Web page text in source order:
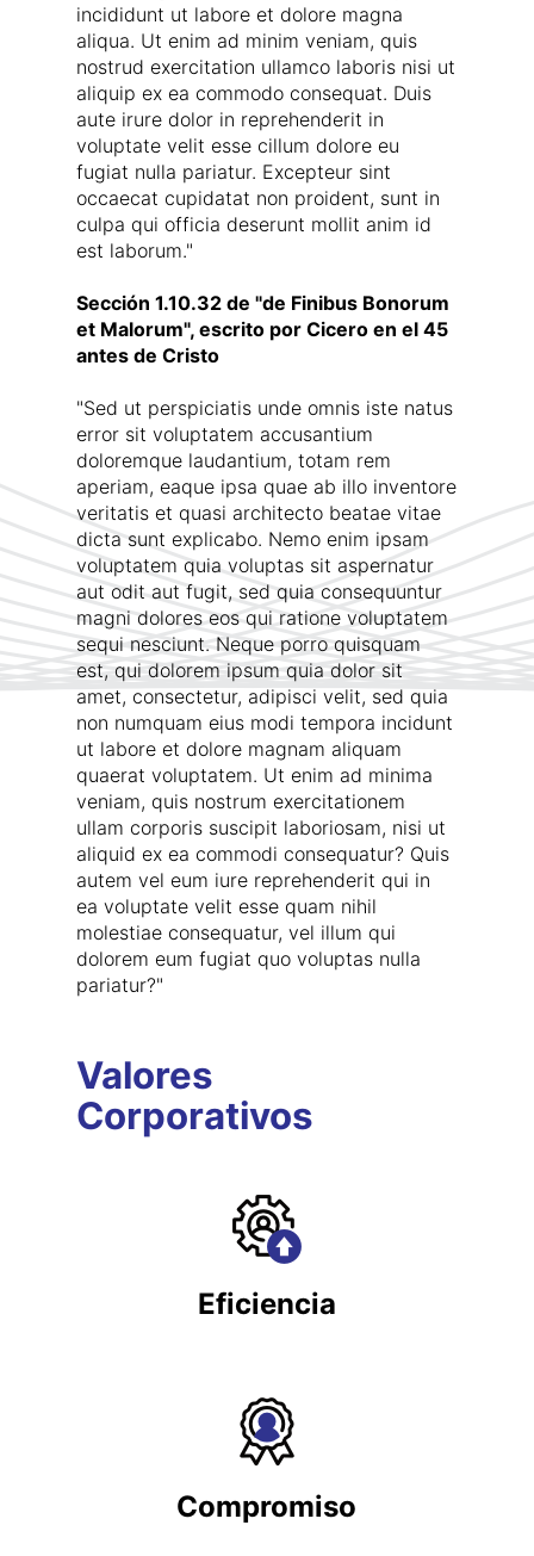
incididunt ut labore et dolore magna
aliqua. Ut enim ad minim veniam, quis
nostrud exercitation ullamco laboris nisi ut
aliquip ex ea commodo consequat. Duis
aute irure dolor in reprehenderit in
voluptate velit esse cillum dolore eu
fugiat nulla pariatur. Excepteur sint
occaecat cupidatat non proident, sunt in
culpa qui officia deserunt mollit anim id
est laborum."
Sección 1.10.32 de "de Finibus Bonorum
et Malorum", escrito por Cicero en el 45
antes de Cristo
"Sed ut perspiciatis unde omnis iste natus
error sit voluptatem accusantium
doloremque laudantium, totam rem
aperiam, eaque ipsa quae ab illo inventore
veritatis et quasi architecto beatae vitae
dicta sunt explicabo. Nemo enim ipsam
voluptatem quia voluptas sit aspernatur
aut odit aut fugit, sed quia consequuntur
magni dolores eos qui ratione voluptatem
sequi nesciunt. Neque porro quisquam
est, qui dolorem ipsum quia dolor sit
amet, consectetur, adipisci velit, sed quia
non numquam eius modi tempora incidunt
ut labore et dolore magnam aliquam
quaerat voluptatem. Ut enim ad minima
veniam, quis nostrum exercitationem
ullam corporis suscipit laboriosam, nisi ut
aliquid ex ea commodi consequatur? Quis
autem vel eum iure reprehenderit qui in
ea voluptate velit esse quam nihil
molestiae consequatur, vel illum qui
dolorem eum fugiat quo voluptas nulla
pariatur?"
Valores
Corporativos
Eficiencia
Compromiso